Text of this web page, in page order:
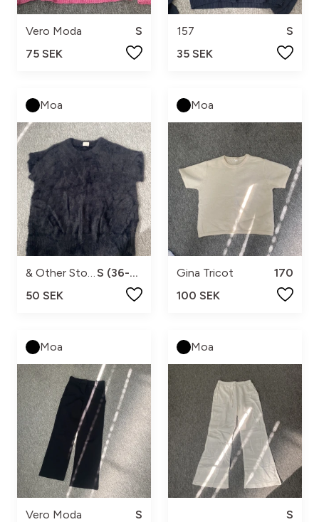
Vero Moda
S
75 SEK
157
S
35 SEK
Moa
& Other Stories
S (36-38)
50 SEK
Moa
Gina Tricot
170
100 SEK
Moa
Vero Moda
S
Moa
S